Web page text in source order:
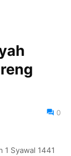
0
1 Syawal 1441